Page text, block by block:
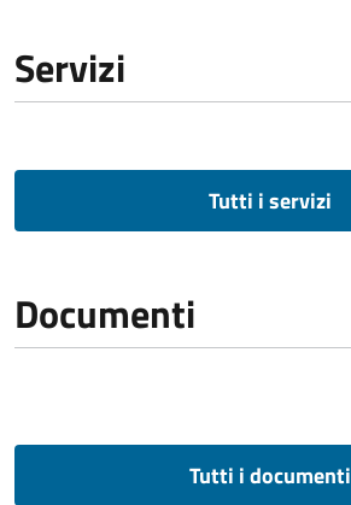
Servizi
Tutti i servizi
Documenti
Tutti i documenti